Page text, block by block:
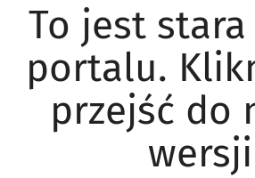
To jest
portalu.
przejść do
wersji